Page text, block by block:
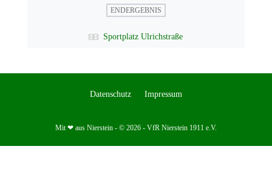
ENDERGEBNIS
Sportplatz Ulrichstraße
Datenschutz Impressum
Mit ❤ aus Nierstein - © 2026 - VfR Nierstein 1911 e.V.